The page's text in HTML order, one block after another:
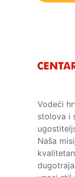
Vodeći
stolova i
Naša